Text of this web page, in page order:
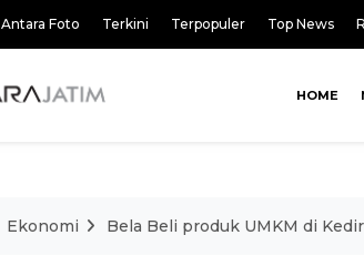
Antara Foto Terkini Terpopuler Top News
HOME
Ekonomi Bela Beli produk UMKM di